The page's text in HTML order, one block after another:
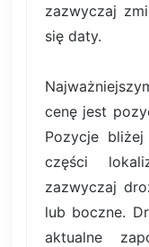
zazwyczaj
się daty.
cenę jest
Pozycje
części
zazwyczaj
lub boczne.
aktualne